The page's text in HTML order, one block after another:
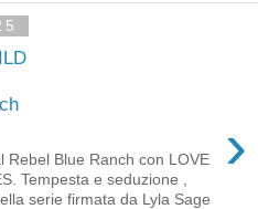
›
Rebel Blue Ranch con LOVE
Tempesta e seduzione ,
serie firmata da Lyla Sage